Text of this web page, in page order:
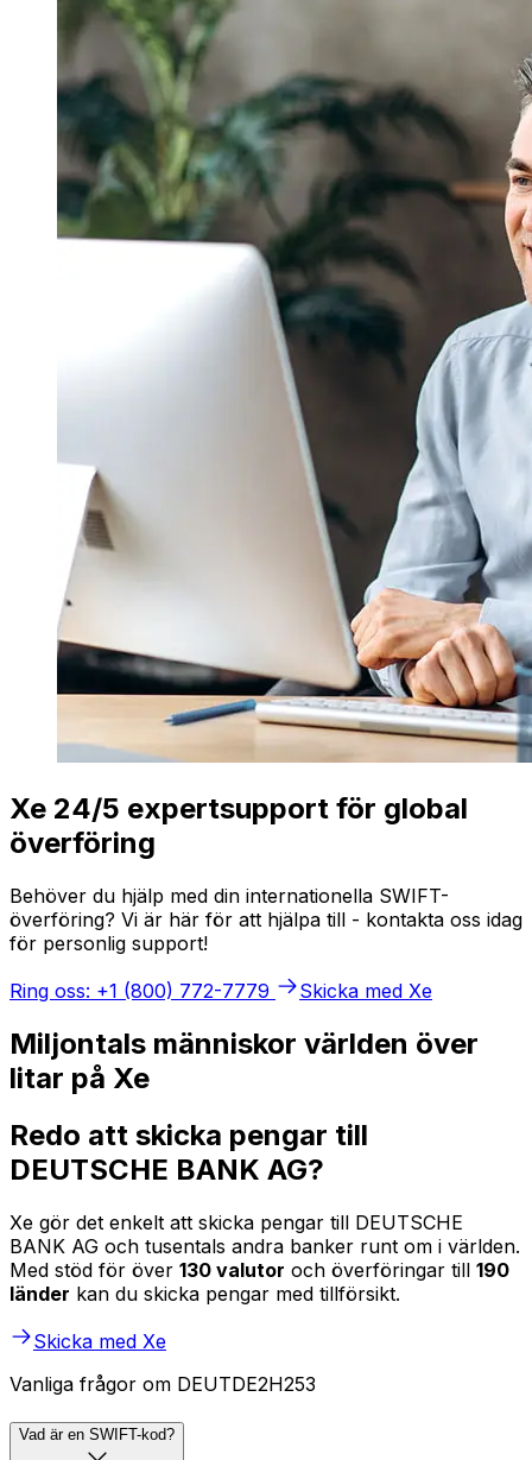
Xe 24/5 expertsupport för global
överföring
Behöver du hjälp med din internationella SWIFT-
överföring? Vi är här för att hjälpa till - kontakta oss idag
för personlig support!
Ring oss: +1 (800) 772-7779
Skicka med Xe
Miljontals människor världen över
litar på Xe
Redo att skicka pengar till
DEUTSCHE BANK AG?
Xe gör det enkelt att skicka pengar till DEUTSCHE
BANK AG och tusentals andra banker runt om i världen.
Med stöd för över 130 valutor och överföringar till 190
länder kan du skicka pengar med tillförsikt.
Skicka med Xe
Vanliga frågor om DEUTDE2H253
Vad är en SWIFT-kod?